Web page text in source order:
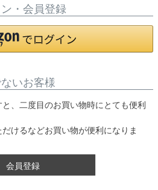
・会員登録
いお客様
、二度目のお買い物時にとても便利
けるなどお買い物が便利になりま
会員登録